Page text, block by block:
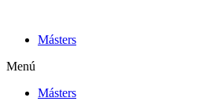
contenidoMásters
Menú
Másters